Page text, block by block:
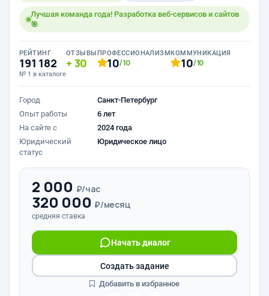
Лучшая команда года! Разработка веб-сервисов и сайтов
🎯
РЕЙТИНГ
191 182
№ 1 в каталоге
ОТЗЫВЫ
30
ПРОФЕССИОНАЛИЗМ
10/10
КОММУНИКАЦИЯ
10/10
Город
Санкт-Петербург
Опыт работы
6 лет
На сайте с
2024 года
Юридический
статус
Юридическое лицо
2 000 ₽/час
320 000 ₽/месяц
средняя ставка
Начать диалог
Создать задание
Добавить в избранное